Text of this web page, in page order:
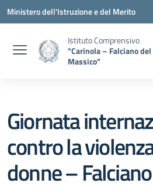
Vai ai contenuti
Vai al menu di navigazione
Vai al footer
Ministero dell'Istruzione e del Merito
Istituto Comprensivo
"Carinola – Falciano del
Massico"
Giornata
contro la
donne –